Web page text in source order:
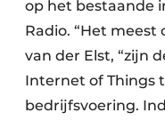
op het bestaande
Radio. “Het
van der Elst, “zijn
Internet of Things
bedrijfsvoering.